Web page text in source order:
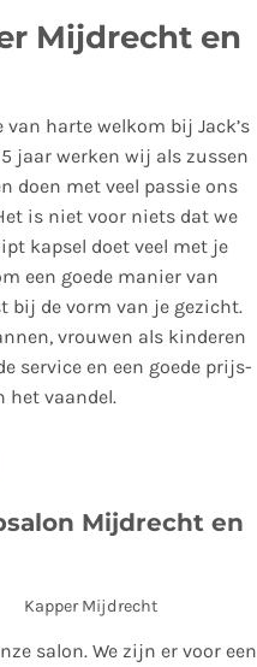
Mijdrecht en
harte welkom bij Jack’s
jaar werken wij als zussen
doen met veel passie ons
is niet voor niets dat we
kapsel doet veel met je
een goede manier van
bij de vorm van je gezicht.
vrouwen als kinderen
service en een goede prijs-
het vaandel.
Mijdrecht en
salon. We zijn er voor een